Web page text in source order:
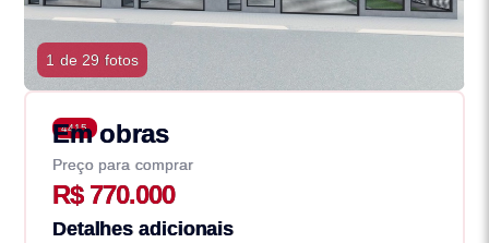
1 de 29 fotos
4415
Em obras
Preço para comprar
R$ 770.000
Detalhes adicionais